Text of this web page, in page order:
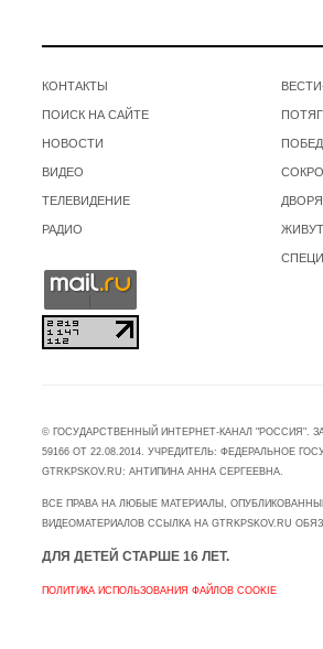
КОНТАКТЫ
ПОИСК НА САЙТЕ
НОВОСТИ
ВИДЕО
ТЕЛЕВИДЕНИЕ
РАДИО
© ГОСУДАРСТВЕННЫЙ ИНТЕРНЕТ-КАНАЛ "РОССИЯ".
59166 ОТ 22.08.2014. УЧРЕДИТЕЛЬ: ФЕДЕРАЛЬНОЕ
GTRKPSKOV.RU: АНТИПИНА АННА СЕРГЕЕВНА.
ВСЕ ПРАВА НА ЛЮБЫЕ МАТЕРИАЛЫ,
ВИДЕОМАТЕРИАЛОВ ССЫЛКА НА GTRKPSKOV.RU
ДЛЯ ДЕТЕЙ СТАРШЕ 16 ЛЕТ.
ПОЛИТИКА ИСПОЛЬЗОВАНИЯ ФАЙЛОВ COOKIE